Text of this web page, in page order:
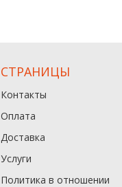
СТРАНИЦЫ
Контакты
Оплата
Доставка
Услуги
Политика в отношении